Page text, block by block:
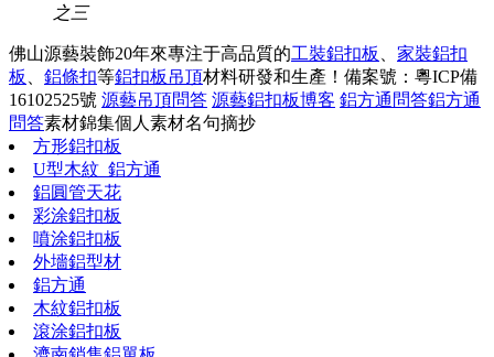
之三
佛山源藝裝飾20年來專注于高品質的工裝鋁扣板
家裝鋁扣
板
鋁條扣等鋁扣板吊頂材料研發和生產！ 備案號：粵ICP備
16102525號 源藝吊頂問答 源藝鋁扣板博客 鋁方通問答鋁方通
問答素材錦集個人素材名句摘抄
方形鋁扣板
U型木紋_鋁方通
鋁圓管天花
彩涂鋁扣板
噴涂鋁扣板
外墻鋁型材
鋁方通
木紋鋁扣板
滾涂鋁扣板